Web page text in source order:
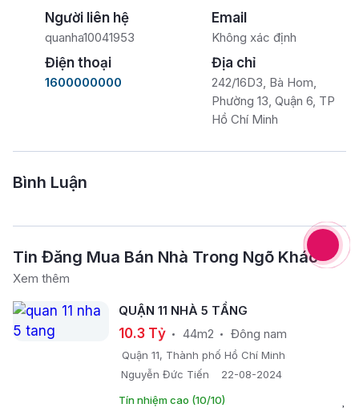
Người liên hệ
quanha10041953
Email
Không xác định
Điện thoại
1600000000
Địa chỉ
242/16D3, Bà Hom,
Phường 13, Quận 6, TP
Hồ Chí Minh
Bình Luận
Tin Đăng Mua Bán Nhà Trong Ngõ Khác
Xem thêm
QUẬN 11 NHÀ 5 TẦNG
10.3 Tỷ 44m2 Đông nam
Quận 11, Thành phố Hồ Chí Minh
Nguyễn Đức Tiến
22-08-2024
Tín nhiệm cao (10/10)